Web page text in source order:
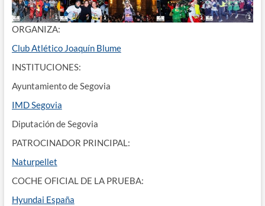
ORGANIZA:
Club Atlético Joaquín Blume
INSTITUCIONES:
Ayuntamiento de Segovia
IMD Segovia
Diputación de Segovia
PATROCINADOR PRINCIPAL:
Naturpellet
COCHE OFICIAL DE LA PRUEBA:
Hyundai España